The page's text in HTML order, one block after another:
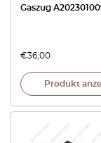
Gaszug
€36,00
Produkt